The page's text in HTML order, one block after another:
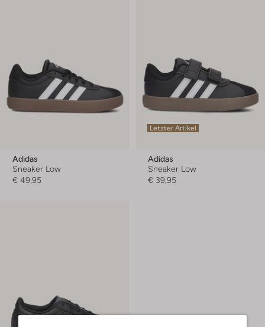
Adidas
Sneaker Low
€ 49,95
Letzter Artikel
Adidas
Sneaker Low
€ 39,95